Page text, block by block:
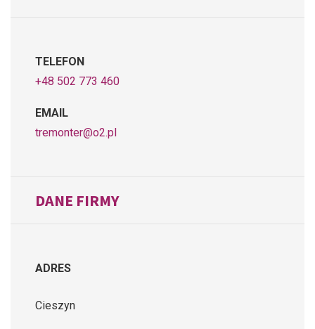
TELEFON
+48 502 773 460
EMAIL
tremonter@o2.pl
DANE FIRMY
ADRES
Cieszyn